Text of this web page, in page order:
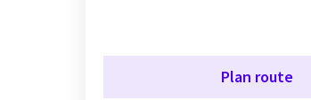
Plan route